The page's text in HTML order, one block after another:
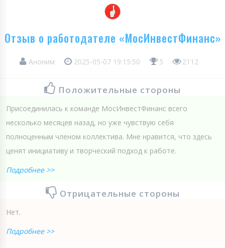
Отзыв о работодателе «МосИнвестФинанс»
Аноним 2025-05-07 19:15:50 5 2112
Положительные стороны
Присоединилась к команде МосИнвестФинанс всего
несколько месяцев назад, но уже чувствую себя
полноценным членом коллектива. Мне нравится, что здесь
ценят инициативу и творческий подход к работе.
Подробнее >>
Отрицательные стороны
Нет.
Подробнее >>